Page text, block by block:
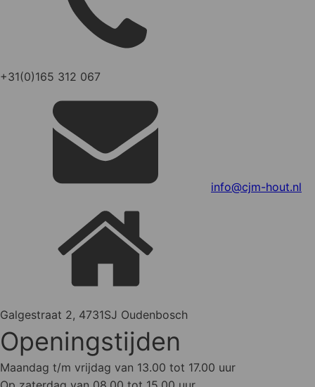
+31(0)165 312 067
info@cjm-hout.nl
Galgestraat 2, 4731SJ Oudenbosch
Openingstijden
Maandag t/m vrijdag van 13.00 tot 17.00 uur